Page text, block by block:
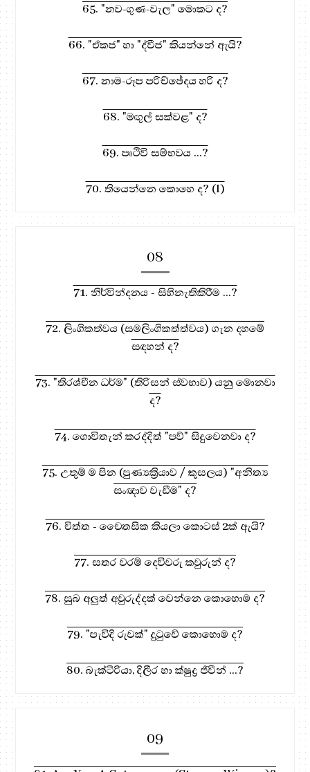
65. "නව-ගුණ-වැල" මොකට ද?
66. "ඒකජ" හා "ද්වීජ" කියන්නේ ඇයි?
67. නාම-රූප පරිච්ඡේදය හරි ද?
68. "මඟුල් සක්වළ" ද?
69. පෘථිවි සම්භවය ...?
70. තියෙන්නෙ කොහෙ ද? (I)
08
71. නිර්වින්දනය - සිහිනැතිකිරීම ...?
72. ලිංගිකත්වය (සමලිංගිකත්ත්වය) ගැන දහමේ
සඳහන් ද?
73. "තිරශ්චීන ධර්ම" (තිරිසන් ස්වභාව) යනු මොනවා
ද?
74. ගොවිතැන් කරද්දිත් "පව්" සිදුවෙනවා ද?
75. උතුම් ම පින (පුණ්‍යක්‍රියාව / කුසලය) "අනිත්‍ය
සංඥාව වැඩීම" ද?
76. චිත්ත - චෛතසික කියලා කොටස් 2ක් ඇයි?
77. සතර වරම් දෙවිවරු කවුරුන් ද?
78. සුබ අලුත් අවුරුද්දක් වෙන්නෙ කොහොම ද?
79. "පැවිදි රුවක්" දුටුවේ කොහොම ද?
80. බැක්ටීරියා, දිලීර හා ක්ෂුද්‍ර ජිවීන් ...?
09